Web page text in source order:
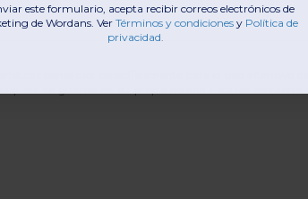
pensadas específicamente para el uso intensivo
se guarde en su propio bolsillo. Esto las
este formulario, acepta recibir correos electrónicos de
de Wordans. Ver​ Términos y condiciones​ y Política de
privacidad